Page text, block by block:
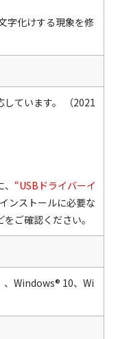
字化けする現象を修
ています。 （2021
“USBドライバーイ
ンストールに必要な
ご確認ください。
Windows® 10、Wi